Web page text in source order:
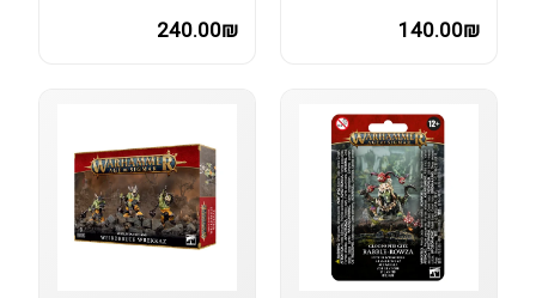
140.00₪
240.00₪